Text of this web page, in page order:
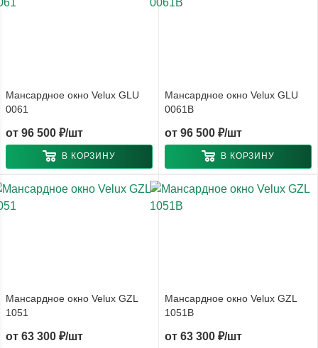
Мансардное окно Velux GLU
0061
от 96 500 ₽/шт
В КОРЗИНУ
Мансардное окно Velux GLU
0061B
от 96 500 ₽/шт
В КОРЗИНУ
Мансардное окно Velux GZL
1051
от 63 300 ₽/шт
Мансардное окно Velux GZL
1051B
от 63 300 ₽/шт